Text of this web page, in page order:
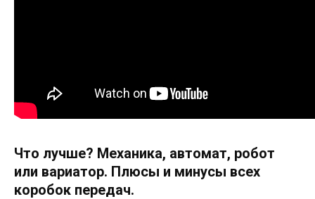
Что лучше? Механика, автомат, робот
или вариатор. Плюсы и минусы всех
коробок передач.